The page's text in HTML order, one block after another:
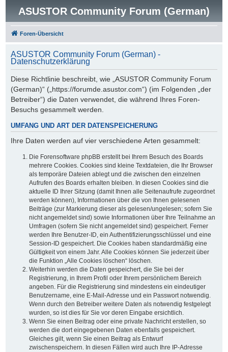
ASUSTOR Community Forum (German)
Foren-Übersicht
ASUSTOR Community Forum (German) -
Datenschutzerklärung
Diese Richtlinie beschreibt, wie „ASUSTOR Community Forum
(German)“ („https://forumde.asustor.com“) (im Folgenden „der
Betreiber“) die Daten verwendet, die während Ihres Foren-
Besuchs gesammelt werden.
UMFANG UND ART DER DATENSPEICHERUNG
Ihre Daten werden auf vier verschiedene Arten gesammelt:
Die Forensoftware phpBB erstellt bei Ihrem Besuch des Boards
mehrere Cookies. Cookies sind kleine Textdateien, die Ihr Browser
als temporäre Dateien ablegt und die zwischen den einzelnen
Aufrufen des Boards erhalten bleiben. In diesen Cookies sind die
aktuelle ID Ihrer Sitzung (damit Ihnen alle Seitenaufrufe zugeordnet
werden können), Informationen über die von Ihnen gelesenen
Beiträge (zur Markierung dieser als gelesen/ungelesen; sofern Sie
nicht angemeldet sind) sowie Informationen über Ihre Teilnahme an
Umfragen (sofern Sie nicht angemeldet sind) gespeichert. Ferner
werden Ihre Benutzer-ID, ein Authentifizierungsschlüssel und eine
Session-ID gespeichert. Die Cookies haben standardmäßig eine
Gültigkeit von einem Jahr. Alle Cookies können Sie jederzeit über
die Funktion „Alle Cookies löschen“ löschen.
Weiterhin werden die Daten gespeichert, die Sie bei der
Registrierung, in Ihrem Profil oder Ihrem persönlichem Bereich
angeben. Für die Registrierung sind mindestens ein eindeutiger
Benutzername, eine E-Mail-Adresse und ein Passwort notwendig.
Wenn durch den Betreiber weitere Daten als notwendig festgelegt
wurden, so ist dies für Sie vor deren Eingabe ersichtlich.
Wenn Sie einen Beitrag oder eine private Nachricht erstellen, so
werden die dort eingegebenen Daten ebenfalls gespeichert.
Gleiches gilt, wenn Sie einen Beitrag als Entwurf
zwischenspeichern. In diesen Fällen wird auch Ihre IP-Adresse